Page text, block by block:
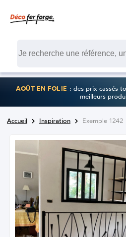
AOÛT EN FOLIE : des prix cassés
meilleurs
Accueil Inspiration Exemple 1242